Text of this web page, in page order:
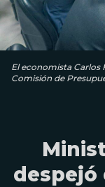
El economista Carlos
Comisión de
despejó